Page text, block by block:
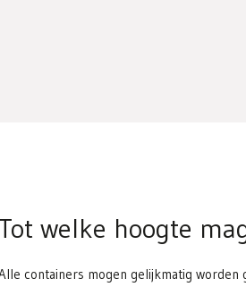
Tot welke hoogte
containers mogen gelijkmatig